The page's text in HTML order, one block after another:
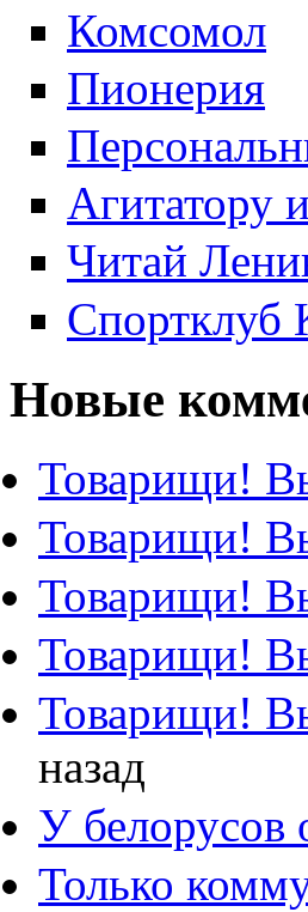
Комсомол
Пионерия
Агитатору
Читай
Новые
Товарищи!
Товарищи!
Товарищи!
Товарищи!
Товарищи!
назад
У белорусов
Только